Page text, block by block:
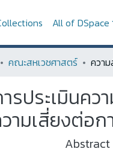
All of DSpace
คณะสหเวชศาสตร์
รประเมินค
ามเสี่ยงต่อ
Abstract